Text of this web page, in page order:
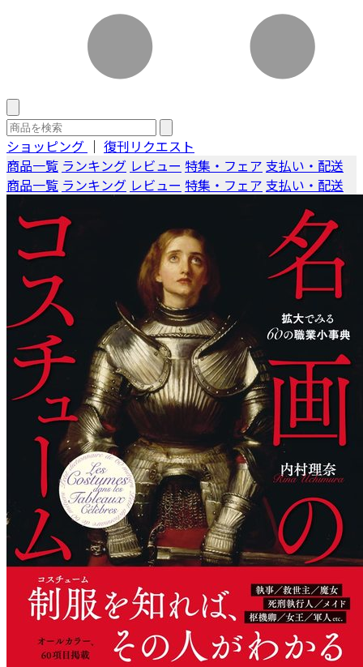
ショッピング ｜ 復刊リクエスト
商品一覧 ランキング レビュー 特集・フェア 支払い・配送
商品一覧 ランキング レビュー 特集・フェア 支払い・配送